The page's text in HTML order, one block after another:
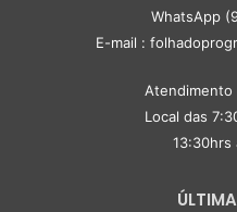
WhatsApp
E-mail :
Atendimento
Local das
13:30hrs